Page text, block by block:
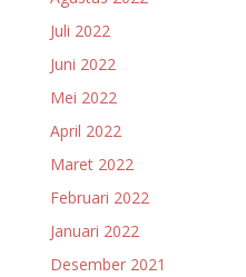
Juli 2022
Juni 2022
Mei 2022
April 2022
Maret 2022
Februari 2022
Januari 2022
Desember 2021